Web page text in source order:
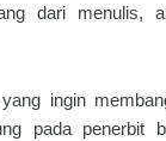
dari menulis,
ingin
pada penerbit